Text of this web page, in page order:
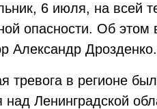
6 июля, на всей
опасности. Об
Александр Дрозденко.
тревога в регионе
над Ленинградской